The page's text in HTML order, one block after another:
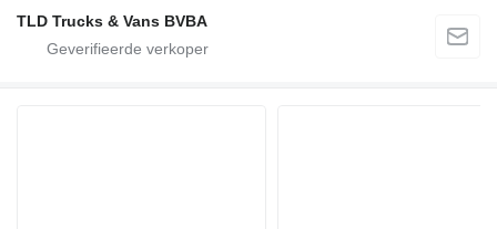
TLD Trucks & Vans BVBA